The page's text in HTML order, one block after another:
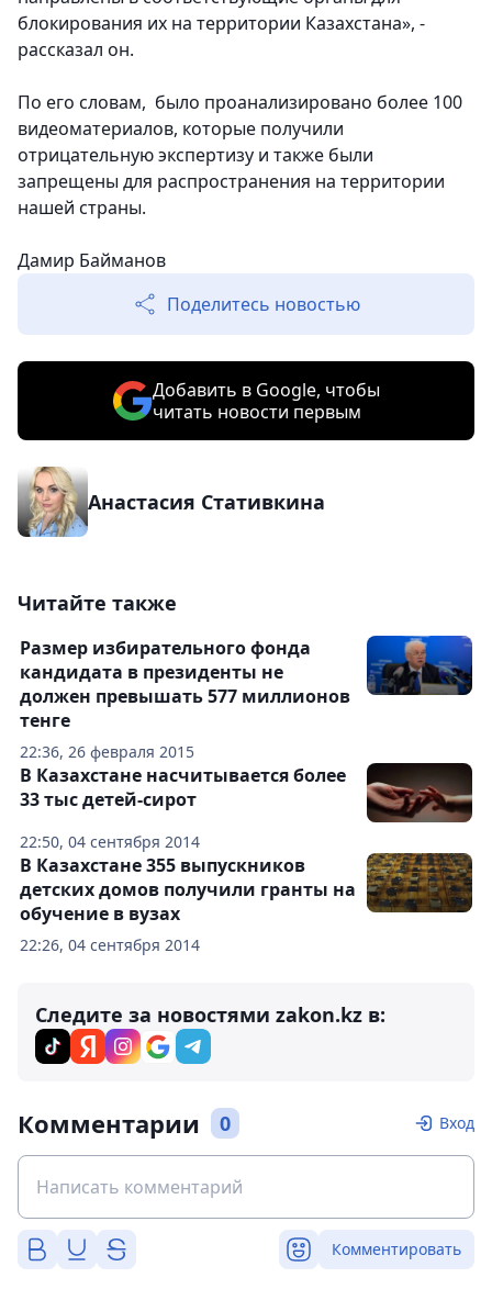
блокирования их на территории Казахстана», -
рассказал он.
По его словам, было проанализировано более 100
видеоматериалов, которые получили
отрицательную экспертизу и также были
запрещены для распространения на территории
нашей страны.
Дамир Байманов
Поделитесь новостью
Добавить в Google, чтобы
читать новости первым
Анастасия Стативкина
Читайте также
22:36, 26 февраля 2015
Размер избирательного фонда
кандидата в президенты не
должен превышать 577 миллионов
тенге
22:50, 04 сентября 2014
В Казахстане насчитывается более
33 тыс детей-сирот
22:26, 04 сентября 2014
В Казахстане 355 выпускников
детских домов получили гранты на
обучение в вузах
Следите за новостями zakon.kz в:
Комментарии 0 Вход
Комментировать